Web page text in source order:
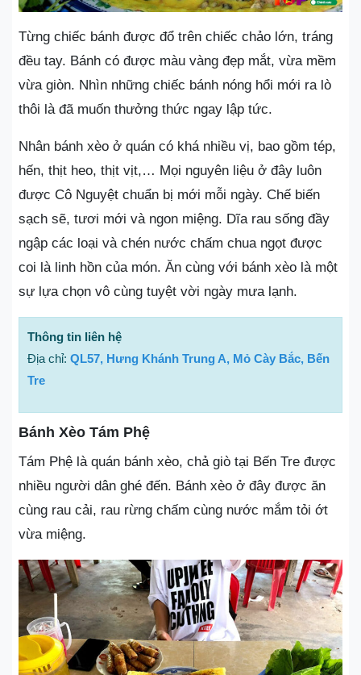
Từng chiếc bánh được đổ trên chiếc chảo lớn, tráng
đều tay. Bánh có được màu vàng đẹp mắt, vừa mềm
vừa giòn. Nhìn những chiếc bánh nóng hổi mới ra lò
thôi là đã muốn thưởng thức ngay lập tức.
Nhân bánh xèo ở quán có khá nhiều vị, bao gồm tép,
hến, thịt heo, thịt vịt,… Mọi nguyên liệu ở đây luôn
được Cô Nguyệt chuẩn bị mới mỗi ngày. Chế biến
sạch sẽ, tươi mới và ngon miệng. Dĩa rau sống đầy
ngập các loại và chén nước chấm chua ngọt được
coi là linh hồn của món. Ăn cùng với bánh xèo là một
sự lựa chọn vô cùng tuyệt vời ngày mưa lạnh.
Thông tin liên hệ
Địa chỉ: QL57, Hưng Khánh Trung A, Mỏ Cày Bắc, Bến
Tre
Bánh Xèo Tám Phệ
Tám Phệ là quán bánh xèo, chả giò tại Bến Tre được
nhiều người dân ghé đến. Bánh xèo ở đây được ăn
cùng rau cải, rau rừng chấm cùng nước mắm tỏi ớt
vừa miệng.